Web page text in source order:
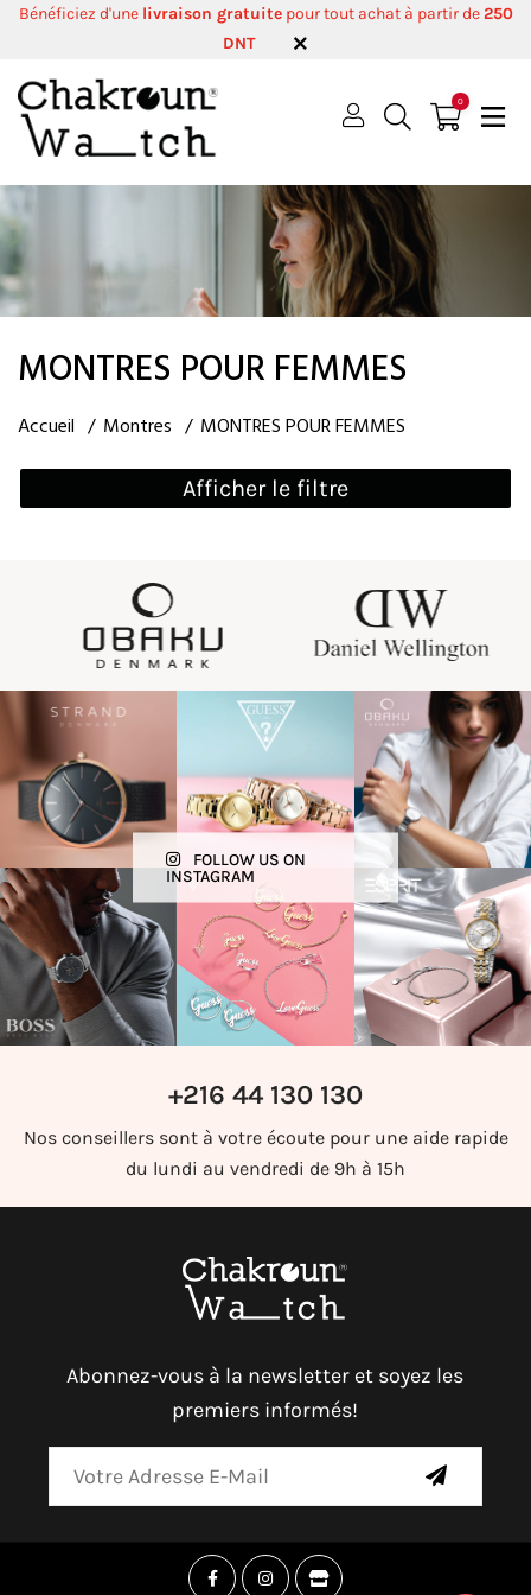
Bénéficiez d'une livraison gratuitepour tout achat à partir de250
DNT
0
MONTRES POUR FEMMES
Accueil Montres MONTRES POUR FEMMES
Afficher le filtre
FOLLOW US ON
INSTAGRAM
+216 44 130 130
Nos conseillers sont à votre écoute pour une aide rapide
du lundi au vendredi de 9h à 15h
Abonnez-vous à la newsletter et soyez les
premiers informés!